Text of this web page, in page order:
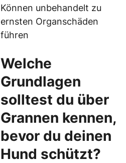
Können unbehandelt zu
ernsten Organschäden
führen
Welche
Grundlagen
solltest du über
Grannen kennen,
bevor du deinen
Hund schützt?